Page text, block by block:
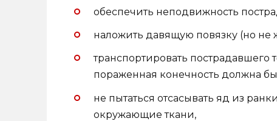
обеспечить неподвижность
наложить давящую повязку (но не
транспортировать
пораженная конечность должна
не пытаться отсасывать яд из
окружающие ткани,